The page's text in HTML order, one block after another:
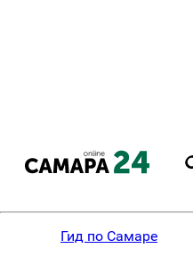
Гид по Самаре